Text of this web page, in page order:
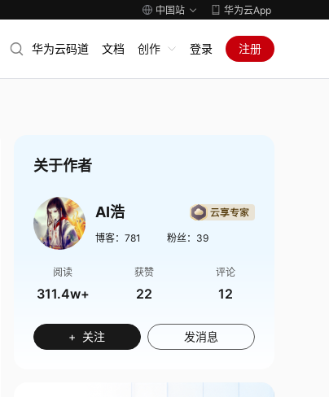
中国站 华为云App
华为云码道 文档 创作 登录 注册
关于作者
AI浩
博客： 781 粉丝： 39
阅读
311.4w+
获赞
22
评论
12
+ 关注 发消息